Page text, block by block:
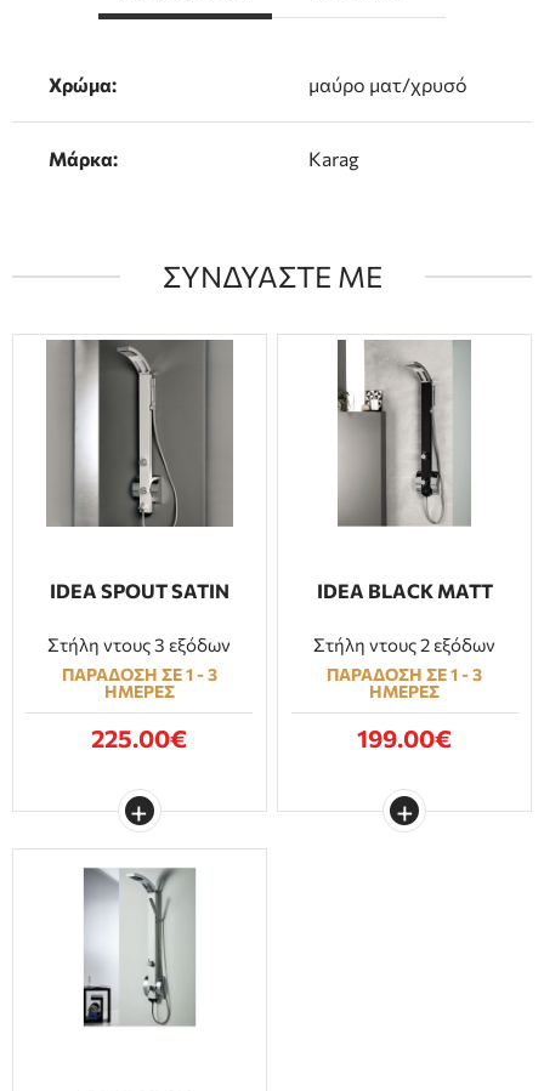
Χρώμα: μαύρο ματ/χρυσό
Μάρκα: Karag
ΣΥΝΔΥΑΣΤΕ ΜΕ
IDEA SPOUT SATIN
Στήλη ντους 3 εξόδων
ΠΑΡΑΔΟΣΗ ΣΕ 1 - 3
ΗΜΕΡΕΣ
225.00€
IDEA BLACK MATT
Στήλη ντους 2 εξόδων
ΠΑΡΑΔΟΣΗ ΣΕ 1 - 3
ΗΜΕΡΕΣ
199.00€